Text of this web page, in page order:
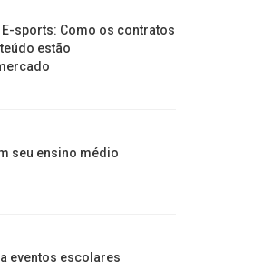
sports: Como os contratos
estão
seu ensino médio
eventos escolares